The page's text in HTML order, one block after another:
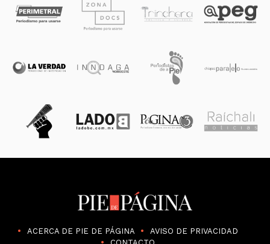
ACERCA DE PIE DE PÁGINA
AVISO DE PRIVACIDAD